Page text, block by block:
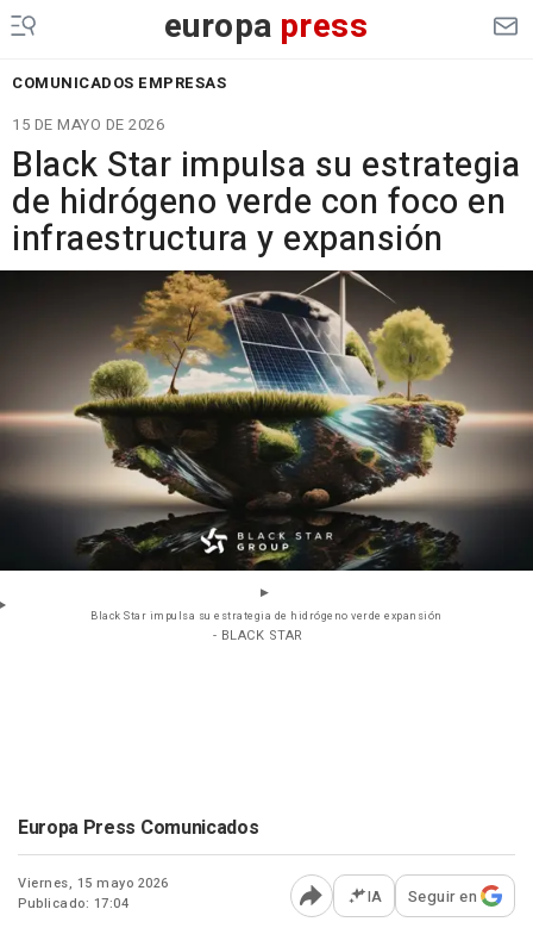
europa press
COMUNICADOS EMPRESAS
15 DE MAYO DE 2026
Black Star impulsa su estrategia
de hidrógeno verde con foco en
infraestructura y expansión
Black Star impulsa su estrategia de hidrógeno verde expansión
- BLACK STAR
Europa Press Comunicados
Viernes, 15 mayo 2026
Publicado: 17:04
Abrir opciones para
IA Seguir en